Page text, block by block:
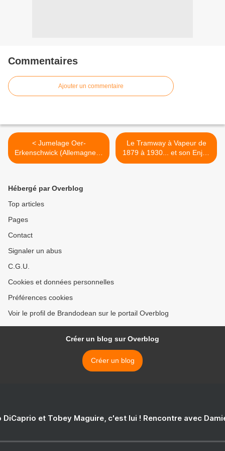
Commentaires
Ajouter un commentaire
< Jumelage Oer-
Erkenschwick (Allemagne) -
Halluin : Signature de la
Le Tramway à Vapeur de
1879 à 1930... et son Enjeu
lors de la Première Guerre
Hébergé par Overblog
Top articles
Pages
Contact
Signaler un abus
C.G.U.
Cookies et données personnelles
Préférences cookies
Voir le profil de Brandodean sur le portail Overblog
Créer un blog sur Overblog
Créer un blog
DiCaprio et Tobey Maguire, c'est lui ! Rencontre avec